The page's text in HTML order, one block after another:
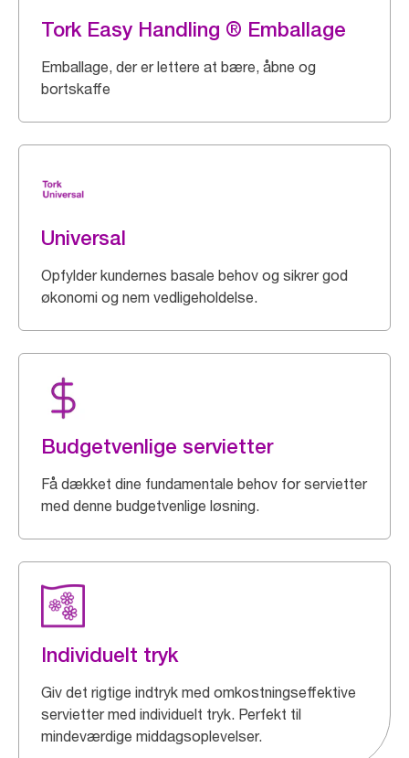
Tork Easy Handling ® Emballage
Emballage, der er lettere at bære, åbne og
bortskaffe
Universal
Opfylder kundernes basale behov og sikrer god
økonomi og nem vedligeholdelse.
Budgetvenlige servietter
Få dækket dine fundamentale behov for servietter
med denne budgetvenlige løsning.
Individuelt tryk
Giv det rigtige indtryk med omkostningseffektive
servietter med individuelt tryk. Perfekt til
mindeværdige middagsoplevelser.